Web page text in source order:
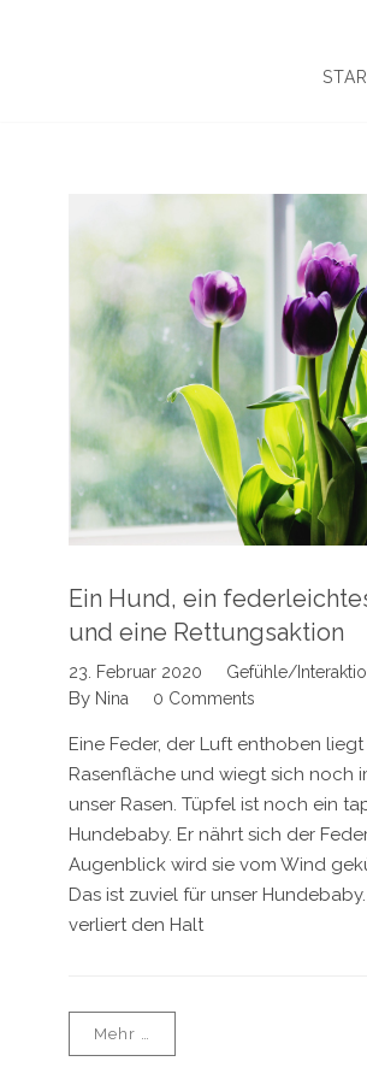
Ein Hund, ein
und eine Rettungsaktion
23. Februar 2020 Gefühle/
By Nina 0 Comments
Eine Feder, der Luft enthoben
Rasenfläche und wiegt sich noch
unser Rasen. Tüpfel ist noch ein
Hundebaby. Er nährt sich der
Augenblick wird sie vom Wind
Das ist zuviel für unser
verliert den Halt
Mehr …